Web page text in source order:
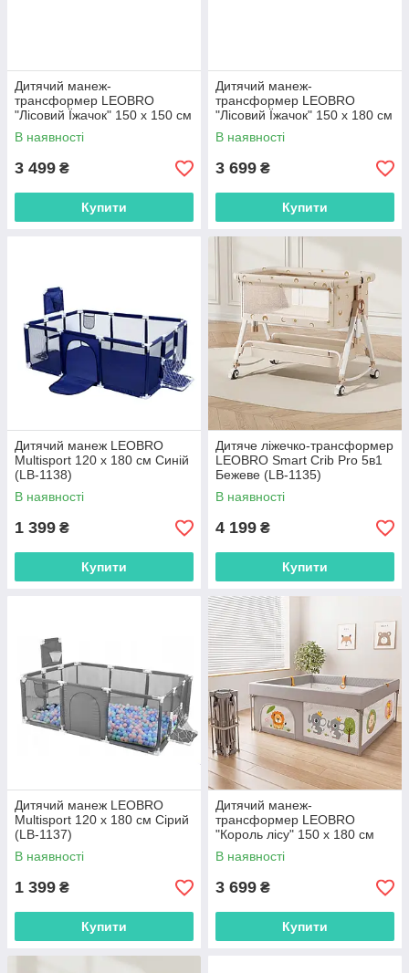
Дитячий манеж-
трансформер LEOBRO
"Лісовий Їжачок" 150 x 150 см
(LB-1130)
В наявності
3 499 ₴
Купити
Дитячий манеж-
трансформер LEOBRO
"Лісовий Їжачок" 150 x 180 см
(LB-1131)
В наявності
3 699 ₴
Купити
Дитячий манеж LEOBRO
Multisport 120 x 180 см Синій
(LB-1138)
В наявності
1 399 ₴
Купити
Дитяче ліжечко-трансформер
LEOBRO Smart Crib Pro 5в1
Бежеве (LB-1135)
В наявності
4 199 ₴
Купити
Дитячий манеж LEOBRO
Multisport 120 x 180 см Сірий
(LB-1137)
В наявності
1 399 ₴
Купити
Дитячий манеж-
трансформер LEOBRO
"Король лісу" 150 x 180 см
(LB-1134)
В наявності
3 699 ₴
Купити